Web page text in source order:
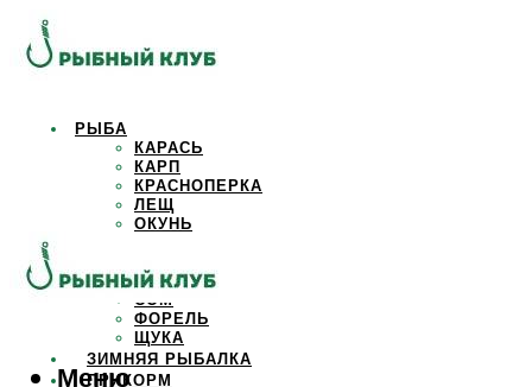
РЫБА
КАРАСЬ
КАРП
КРАСНОПЕРКА
ЛЕЩ
ОКУНЬ
САЗАН
СОМ
ФОРЕЛЬ
ЩУКА
ЗИМНЯЯ РЫБАЛКА
ПРИКОРМ
Меню